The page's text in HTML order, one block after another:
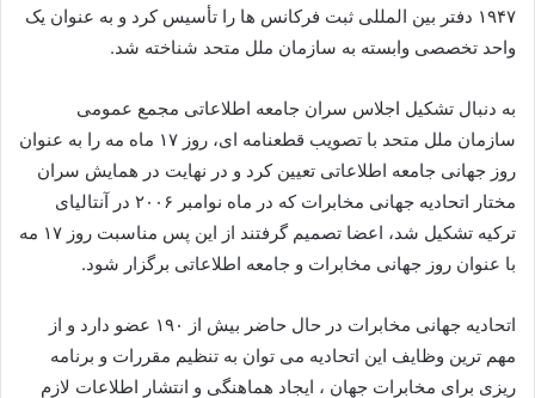
۱۹۴۷ دفتر بین المللی ثبت فرکانس ها را تأسیس کرد و به عنوان یک
واحد تخصصی وابسته به سازمان ملل متحد شناخته شد.
به دنبال تشکیل اجلاس سران جامعه اطلاعاتی مجمع عمومی
سازمان ملل متحد با تصویب قطعنامه ای، روز ۱۷ ماه مه را به عنوان
روز جهانی جامعه اطلاعاتی تعیین کرد و در نهایت در همایش سران
مختار اتحادیه جهانی مخابرات که در ماه نوامبر ۲۰۰۶ در آنتالیای
ترکیه تشکیل شد، اعضا تصمیم گرفتند از این پس مناسبت روز ۱۷ مه
با عنوان روز جهانی مخابرات و جامعه اطلاعاتی برگزار شود.
اتحادیه جهانی مخابرات در حال حاضر بیش از ۱۹۰ عضو دارد و از
مهم ترین وظایف این اتحادیه می توان به تنظیم مقررات و برنامه
ریزی برای مخابرات جهان ، ایجاد هماهنگی و انتشار اطلاعات لازم